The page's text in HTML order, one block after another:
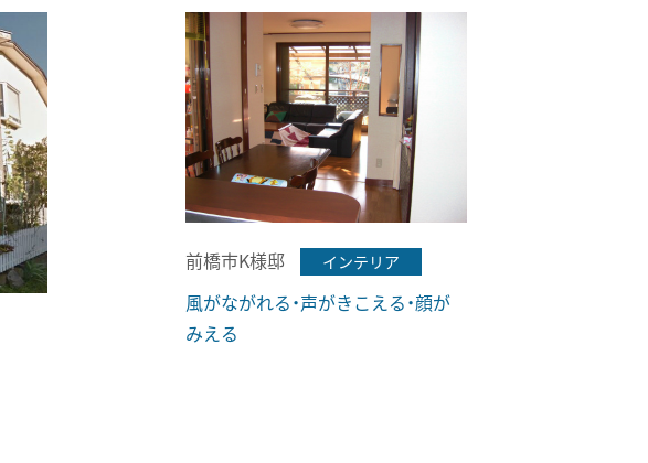
前橋市K様邸 インテリア
風がながれる・声がきこえる・顔が
みえる